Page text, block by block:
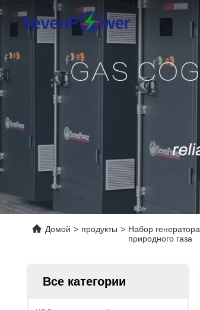
Домой > продукты > Набор генератора
природного газа
Все категории